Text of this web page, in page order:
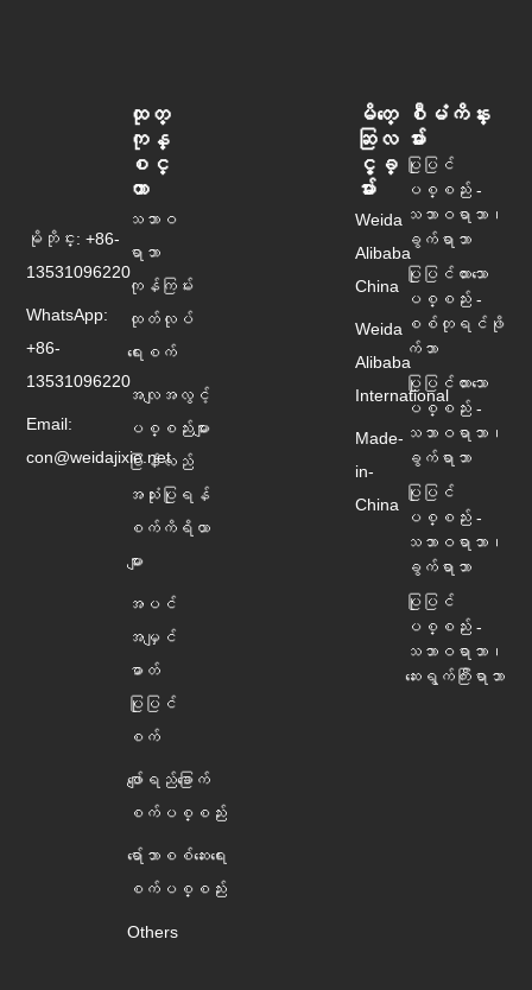
မိတ္ေ
ဆြလ
င့္ခ္
မ်ား
Weida
Alibaba
China
Weida
Alibaba
International
Made-
in-
China
ထုတ္
ကုန္
စင္
တာ
သဘာဝ
ရာဘာ
ကုန်ကြမ်း
ထုတ်လုပ်
ရေးစက်
အလျအလွင့်
ပစ္စည်းများ
ပြန်လည်
အသုံးပြုရန်
စက်ကိရိယာ
များ
အပင်
အမျှင်
ဓာတ်
ပြုပြင်
စက်
ဖျော်ရည်ခြောက်
စက်ပစ္စည်း
ရော်ဘာစစ်ဆေးရေး
စက်ပစ္စည်း
Others
စီမံကိန္း
မ်ား
ပြုပြင်
ပစ္စည်း -
သဘာဝရာဘာ၊
ခွက်ရာဘာ
ပြုပြင်ထားသော
ပစ္စည်း -
စစ်တုရင်ဖို
က်ဘာ
ပြုပြင်ထားသော
ပစ္စည်း -
သဘာဝရာဘာ၊
ခွက်ရာဘာ
ပြုပြင်
ပစ္စည်း -
သဘာဝရာဘာ၊
ခွက်ရာဘာ
ပြုပြင်
ပစ္စည်း -
သဘာဝရာဘာ၊
ဆေးရွက်ကြီးရာဘာ
မိုဘိုင္း: +86-
13531096220
WhatsApp:
+86-
13531096220
Email:
con@weidajixie.net